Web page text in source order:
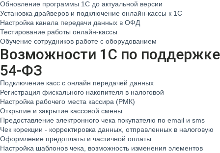
Обновление программы 1С до актуальной версии
Установка драйверов и подключение онлайн-кассы к 1С
Настройка канала передачи данных в ОФД
Тестирование работы онлайн-кассы
Обучение сотрудников работе с оборудованием
Возможности 1С по поддержке
54-ФЗ
Подключение касс с онлайн передачей данных
Регистрация фискального накопителя в налоговой
Настройка рабочего места кассира (РМК)
Открытие и закрытие кассовой смены
Предоставление электронного чека покупателю по email и sms
Чек корекции - корректировка данных, отправленных в налоговую
Оформление предоплаты и частичной оплаты
Настройка шаблонов чека, возможность изменения элементов